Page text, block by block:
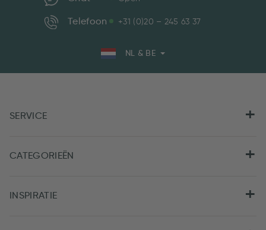
Telefoon +31 (0)20 – 245 63 37
NL & BE
SERVICE
CATEGORIEËN
INSPIRATIE